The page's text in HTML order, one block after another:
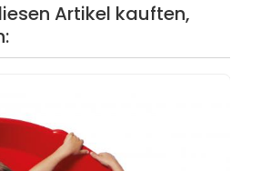
Artikel kauften,